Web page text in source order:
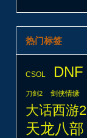
热门标签
CSOL DNF
刀剑2 剑侠情缘
大话西游2
天龙八部